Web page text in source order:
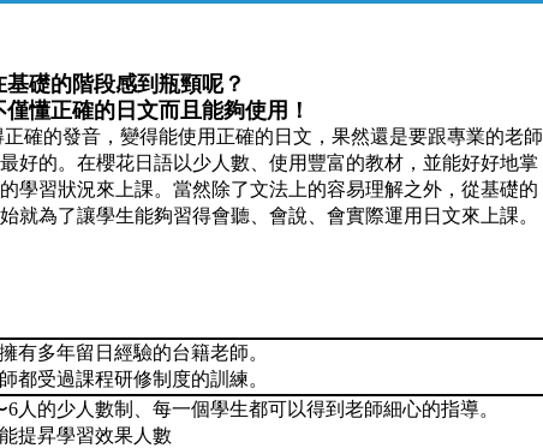
基礎的階段感到瓶頸呢？
僅懂正確的日文而且能夠使用！
正確的發音，變得能使用正確的日文，果然還是要跟專業的老師
好的。在櫻花日語以少人數、使用豐富的教材，並能好好地掌
學習狀況來上課。當然除了文法上的容易理解之外，從基礎的
就為了讓學生能夠習得會聽、會說、會實際運用日文來上課。
有多年留日經驗的台籍老師。
都受過課程研修制度的訓練。
6人的少人數制、每一個學生都可以得到老師細心的指導。
提昇學習效果人數